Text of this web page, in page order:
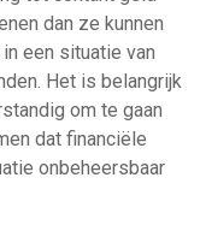
dan ze kunnen
een situatie van
Het is belangrijk
om te gaan
dat financiële
onbeheersbaar